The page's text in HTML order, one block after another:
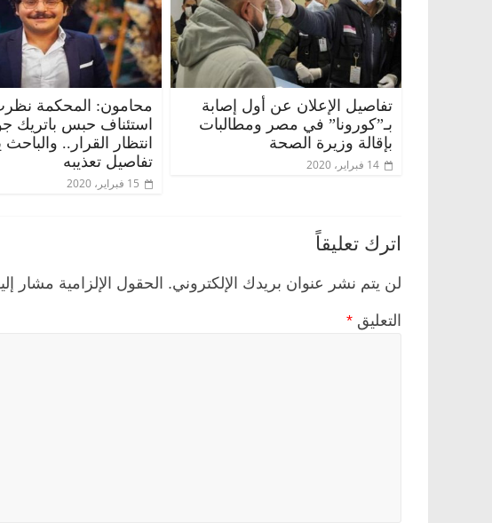
تفاصيل الإعلان عن أول إصابة
بـ”كورونا” في مصر ومطالبات
بإقالة وزيرة الصحة
14 فبراير، 2020
محامون: المحكمة
استئناف حبس باتريك
انتظار القرار..
تفاصيل تعذيبه
15 فبراير، 2020
اترك تعليقاً
لن يتم نشر عنوان بريدك الإلكتروني. الحقول الإلزامية مشار
التعليق *